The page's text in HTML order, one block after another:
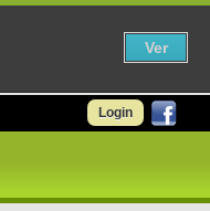
Login
Ver